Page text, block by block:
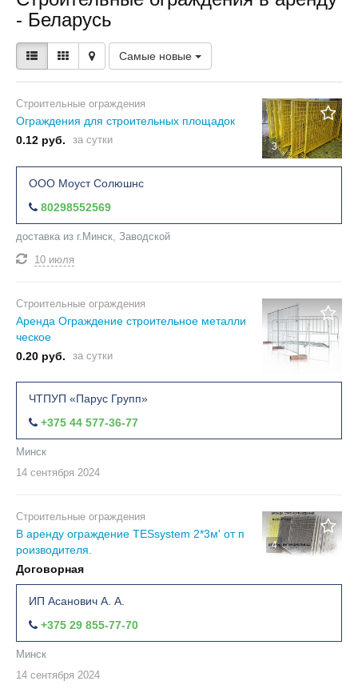
- Беларусь
Самые новые
3
Строительные ограждения
Ограждения для строительных площадок
0.12 руб.
за сутки
ООО Моуст Солюшнс
80298552569
доставка из г.Минск, Заводской
10 июля
Строительные ограждения
Аренда Ограждение строительное металли
ческое
0.20 руб.
за сутки
ЧТПУП «Парус Групп»
+375 44 577-36-77
Минск
14 сентября 2024
4
Строительные ограждения
В аренду ограждение TESsystem 2*3м' от п
роизводителя.
Договорная
ИП Асанович А. А.
+375 29 855-77-70
Минск
14 сентября 2024